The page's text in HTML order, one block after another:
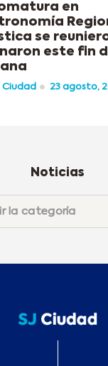
en
se
este fin
Ciudad 23 agosto,
Noticias